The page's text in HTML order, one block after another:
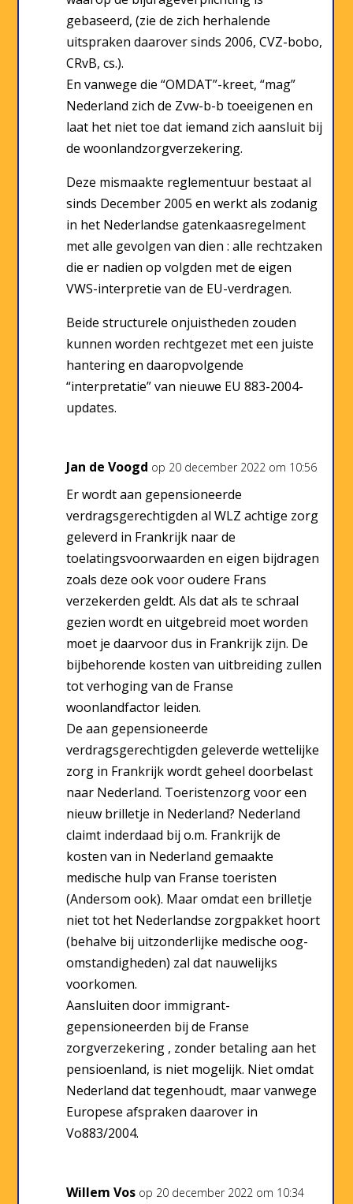
gebaseerd, (zie de zich herhalende
uitspraken daarover sinds 2006, CVZ-bobo,
CRvB, cs.).
En vanwege die “OMDAT”-kreet, “mag”
Nederland zich de Zvw-b-b toeeigenen en
laat het niet toe dat iemand zich aansluit bij
de woonlandzorgverzekering.
Deze mismaakte reglementuur bestaat al
sinds December 2005 en werkt als zodanig
in het Nederlandse gatenkaasregelment
met alle gevolgen van dien : alle rechtzaken
die er nadien op volgden met de eigen
VWS-interpretie van de EU-verdragen.
Beide structurele onjuistheden zouden
kunnen worden rechtgezet met een juiste
hantering en daaropvolgende
“interpretatie” van nieuwe EU 883-2004-
updates.
Jan de Voogd op 20 december 2022 om 10:56
Er wordt aan gepensioneerde
verdragsgerechtigden al WLZ achtige zorg
geleverd in Frankrijk naar de
toelatingsvoorwaarden en eigen bijdragen
zoals deze ook voor oudere Frans
verzekerden geldt. Als dat als te schraal
gezien wordt en uitgebreid moet worden
moet je daarvoor dus in Frankrijk zijn. De
bijbehorende kosten van uitbreiding zullen
tot verhoging van de Franse
woonlandfactor leiden.
De aan gepensioneerde
verdragsgerechtigden geleverde wettelijke
zorg in Frankrijk wordt geheel doorbelast
naar Nederland. Toeristenzorg voor een
nieuw brilletje in Nederland? Nederland
claimt inderdaad bij o.m. Frankrijk de
kosten van in Nederland gemaakte
medische hulp van Franse toeristen
(Andersom ook). Maar omdat een brilletje
niet tot het Nederlandse zorgpakket hoort
(behalve bij uitzonderlijke medische oog-
omstandigheden) zal dat nauwelijks
voorkomen.
Aansluiten door immigrant-
gepensioneerden bij de Franse
zorgverzekering , zonder betaling aan het
pensioenland, is niet mogelijk. Niet omdat
Nederland dat tegenhoudt, maar vanwege
Europese afspraken daarover in
Vo883/2004.
Willem Vos op 20 december 2022 om 10:34